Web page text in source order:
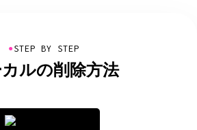
●STEP BY STEP
ルの削除方法